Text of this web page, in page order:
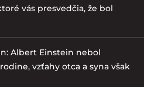
vás presvedčia, že bol
Albert Einstein nebol
vzťahy otca a syna však